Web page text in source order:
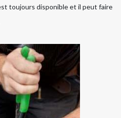
toujours disponible et il peut faire